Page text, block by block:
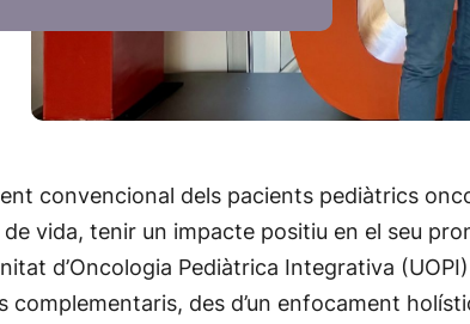
convencional dels pacients pediàtrics
vida, tenir un impacte positiu en el seu
d’Oncologia Pediàtrica Integrativa
complementaris, des d’un enfocament